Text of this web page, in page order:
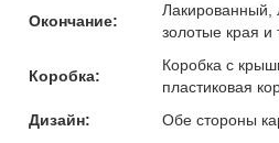
Окончание:
Лакированный,
золотые края и
Коробка:
Коробка с
пластиковая
Дизайн:
Обе стороны